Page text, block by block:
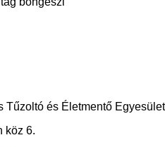
Tűzoltó és Életmentő Egyesület
köz 6.